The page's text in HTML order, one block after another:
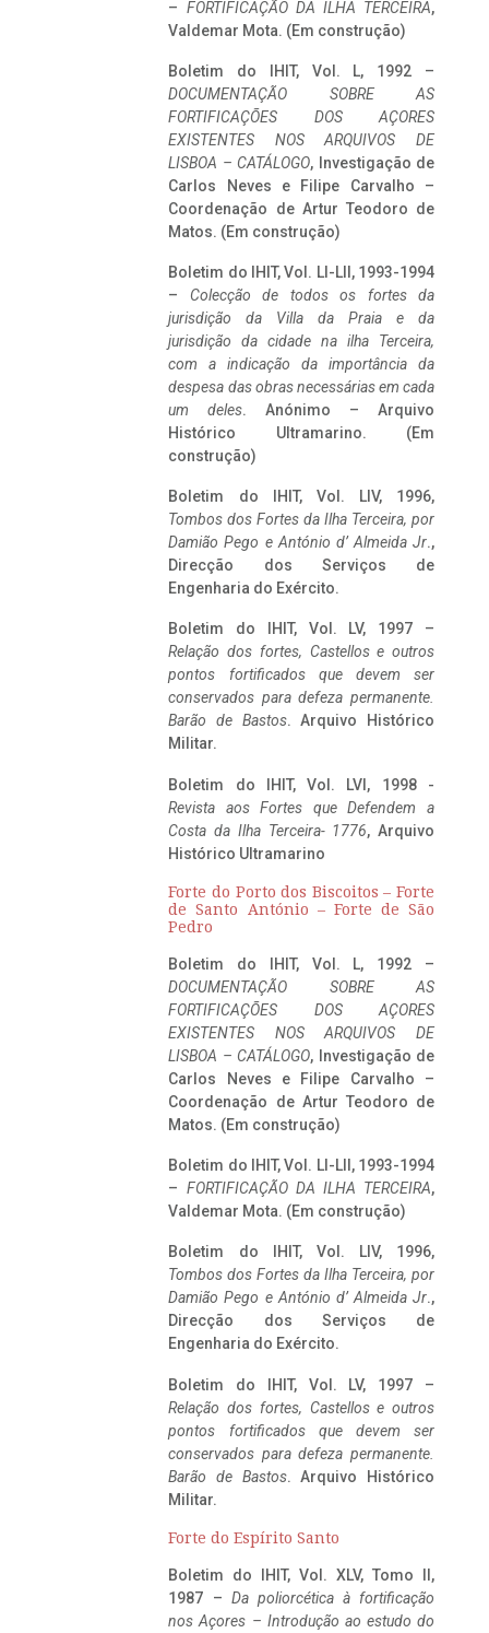
– FORTIFICAÇÃO DA ILHA TERCEIRA,
Valdemar Mota. (Em construção)
Boletim do IHIT, Vol. L, 1992 –
DOCUMENTAÇÃO SOBRE AS
FORTIFICAÇÕES DOS AÇORES
EXISTENTES NOS ARQUIVOS DE
LISBOA – CATÁLOGO, Investigação de
Carlos Neves e Filipe Carvalho –
Coordenação de Artur Teodoro de
Matos. (Em construção)
Boletim do IHIT, Vol. LI-LII, 1993-1994
– Colecção de todos os fortes da
jurisdição da Villa da Praia e da
jurisdição da cidade na ilha Terceira,
com a indicação da importância da
despesa das obras necessárias em cada
um deles. Anónimo – Arquivo
Histórico Ultramarino. (Em
construção)
Boletim do IHIT, Vol. LIV, 1996,
Tombos dos Fortes da Ilha Terceira, por
Damião Pego e António d’ Almeida Jr.,
Direcção dos Serviços de
Engenharia do Exército.
Boletim do IHIT, Vol. LV, 1997 –
Relação dos fortes, Castellos e outros
pontos fortificados que devem ser
conservados para defeza permanente.
Barão de Bastos. Arquivo Histórico
Militar.
Boletim do IHIT, Vol. LVI, 1998 -
Revista aos Fortes que Defendem a
Costa da Ilha Terceira- 1776, Arquivo
Histórico Ultramarino
Forte do Porto dos Biscoitos – Forte
de Santo António – Forte de São
Pedro
Boletim do IHIT, Vol. L, 1992 –
DOCUMENTAÇÃO SOBRE AS
FORTIFICAÇÕES DOS AÇORES
EXISTENTES NOS ARQUIVOS DE
LISBOA – CATÁLOGO, Investigação de
Carlos Neves e Filipe Carvalho –
Coordenação de Artur Teodoro de
Matos. (Em construção)
Boletim do IHIT, Vol. LI-LII, 1993-1994
– FORTIFICAÇÃO DA ILHA TERCEIRA,
Valdemar Mota. (Em construção)
Boletim do IHIT, Vol. LIV, 1996,
Tombos dos Fortes da Ilha Terceira, por
Damião Pego e António d’ Almeida Jr.,
Direcção dos Serviços de
Engenharia do Exército.
Boletim do IHIT, Vol. LV, 1997 –
Relação dos fortes, Castellos e outros
pontos fortificados que devem ser
conservados para defeza permanente.
Barão de Bastos. Arquivo Histórico
Militar.
Forte do Espírito Santo
Boletim do IHIT, Vol. XLV, Tomo II,
1987 – Da poliorcética à fortificação
nos Açores – Introdução ao estudo do